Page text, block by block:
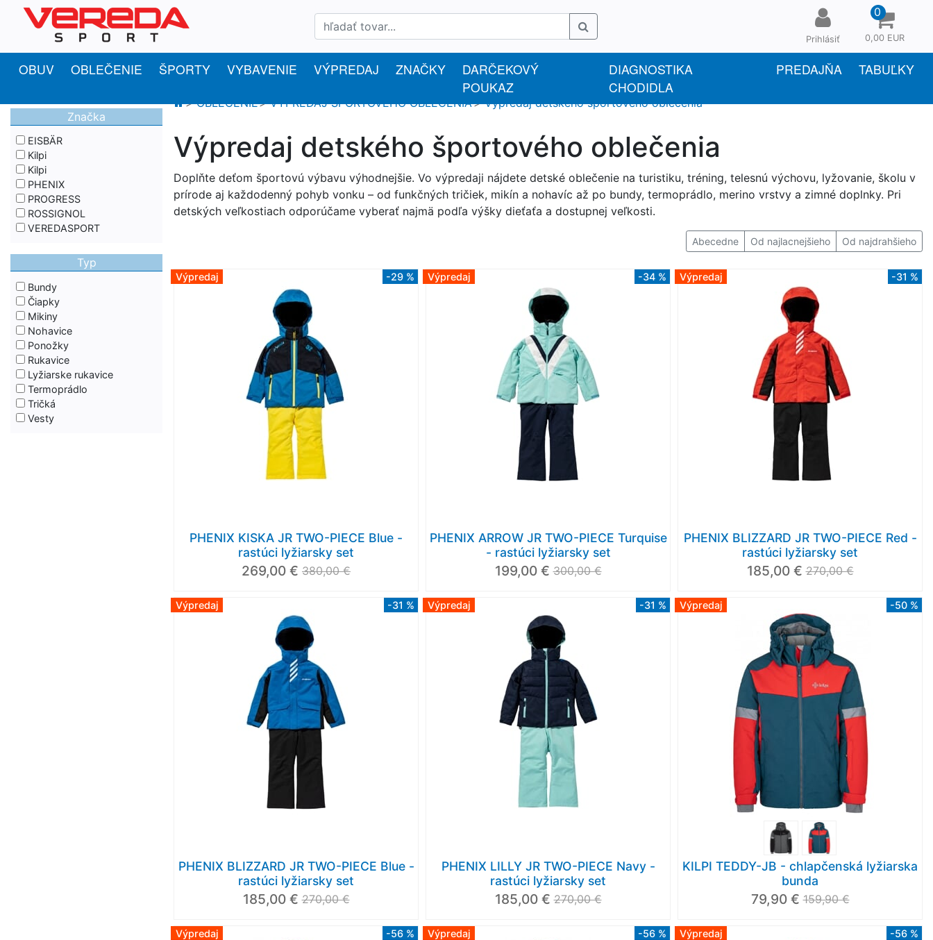
Prihlásiť
0
0,00 EUR
OBUV OBLEČENIE ŠPORTY VYBAVENIE VÝPREDAJ ZNAČKY
DARČEKOVÝ
POUKAZ
DIAGNOSTIKA
CHODIDLA
PREDAJŇA TABUĽKY
Značka
EISBÄR
Kilpi
Kilpi
PHENIX
PROGRESS
ROSSIGNOL
VEREDASPORT
Typ
Bundy
Čiapky
Mikiny
Nohavice
Ponožky
Rukavice
Lyžiarske rukavice
Termoprádlo
Tričká
Vesty
OBLEČENIE VÝPREDAJ ŠPORTOVÉHO OBLEČENIA Výpredaj detského športového oblečenia
Výpredaj detského športového oblečenia
Doplňte deťom športovú výbavu výhodnejšie. Vo výpredaji nájdete detské oblečenie na turistiku, tréning, telesnú výchovu, lyžovanie, školu v
prírode aj každodenný pohyb vonku – od funkčných tričiek, mikín a nohavíc až po bundy, termoprádlo, merino vrstvy a zimné doplnky. Pri
detských veľkostiach odporúčame vyberať najmä podľa výšky dieťaťa a dostupnej veľkosti.
Abecedne Od najlacnejšieho Od najdrahšieho
Výpredaj -29 %
PHENIX KISKA JR TWO-PIECE Blue -
rastúci lyžiarsky set
269,00 € 380,00 €
Výpredaj -34 %
PHENIX ARROW JR TWO-PIECE Turquise
- rastúci lyžiarsky set
199,00 € 300,00 €
Výpredaj -31 %
PHENIX BLIZZARD JR TWO-PIECE Red -
rastúci lyžiarsky set
185,00 € 270,00 €
Výpredaj -31 %
PHENIX BLIZZARD JR TWO-PIECE Blue -
rastúci lyžiarsky set
185,00 € 270,00 €
Výpredaj -31 %
PHENIX LILLY JR TWO-PIECE Navy -
rastúci lyžiarsky set
185,00 € 270,00 €
Výpredaj -50 %
KILPI TEDDY-JB - chlapčenská lyžiarska
bunda
79,90 € 159,90 €
Výpredaj -56 % Výpredaj -56 % Výpredaj -56 %